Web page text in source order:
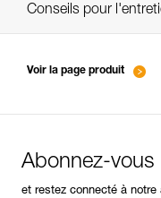
verif
Conseils pour
Voir la page produit
Abonnez-vous
et restez connecté à notre